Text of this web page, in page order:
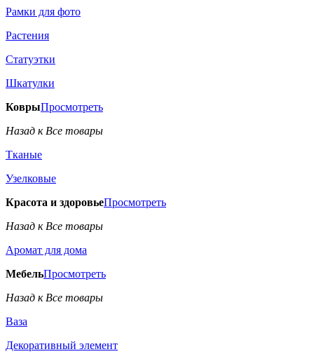
Рамки для фото
Растения
Статуэтки
Шкатулки
КоврыПросмотреть
Назад к Все товары
Тканые
Узелковые
Красота и здоровьеПросмотреть
Назад к Все товары
Аромат для дома
МебельПросмотреть
Назад к Все товары
Ваза
Декоративный элемент